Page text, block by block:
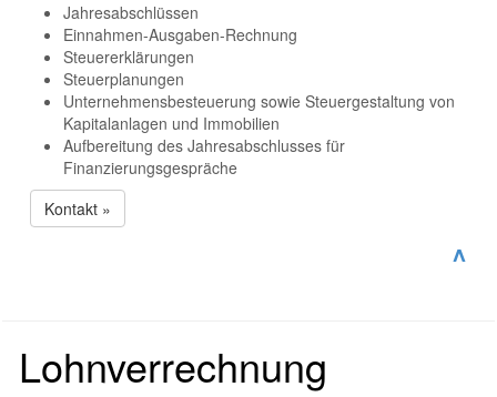
Jahresabschlüssen
Einnahmen-Ausgaben-Rechnung
Steuererklärungen
Steuerplanungen
Unternehmensbesteuerung sowie Steuergestaltung von
Kapitalanlagen und Immobilien
Aufbereitung des Jahresabschlusses für
Finanzierungsgespräche
Kontakt »
^
Lohnverrechnung